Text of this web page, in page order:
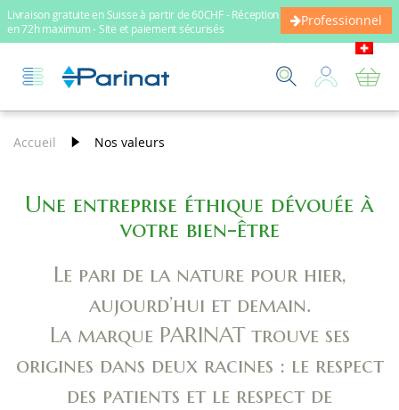
Livraison gratuite en Suisse à partir de 60CHF - Réception
en 72h maximum - Site et paiement sécurisés
Professionnel
Accueil Nos valeurs
Une entreprise éthique dévouée à
votre bien-être
Le pari de la nature pour hier,
aujourd’hui et demain.
La marque PARINAT trouve ses
origines dans deux racines : le respect
des patients et le respect de